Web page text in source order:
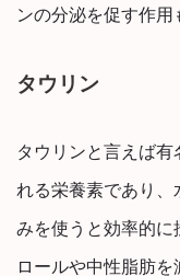
ンの分泌を促す作用
タウリン
タウリンと言えば有
れる栄養素であり、
みを使うと効率的に
ロールや中性脂肪を